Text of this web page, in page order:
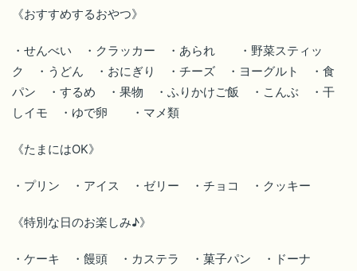
《おすすめするおやつ》
・せんべい ・クラッカー ・あられ ・野菜スティッ
ク ・うどん ・おにぎり ・チーズ ・ヨーグルト ・食
パン ・するめ ・果物 ・ふりかけご飯 ・こんぶ ・干
しイモ ・ゆで卵 ・マメ類
《たまにはOK》
・プリン ・アイス ・ゼリー ・チョコ ・クッキー
《特別な日のお楽しみ♪》
・ケーキ ・饅頭 ・カステラ ・菓子パン ・ドーナ